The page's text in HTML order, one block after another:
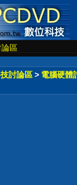
區
討論區 > 電腦硬體